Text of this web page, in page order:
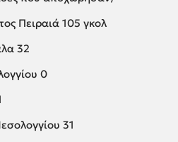
Πειραιά 105 γκολ
32
0
31